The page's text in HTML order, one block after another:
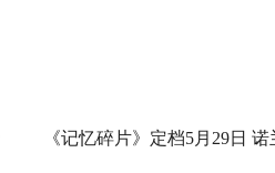
《记忆碎片》定档5月29日 诺